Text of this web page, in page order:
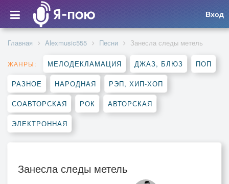
Вход
Главная Alexmusic555 Песни Занесла следы метель
ЖАНРЫ: МЕЛОДЕКЛАМАЦИЯ ДЖАЗ, БЛЮЗ ПОП
РАЗНОЕ НАРОДНАЯ РЭП, ХИП-ХОП
СОАВТОРСКАЯ РОК АВТОРСКАЯ
ЭЛЕКТРОННАЯ
Занесла следы метель